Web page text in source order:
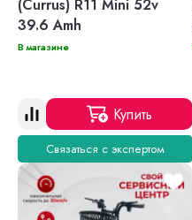
(Currus) R11 Mini 52v
39.6 Amh
В магазине
Купить
Связаться с экспертом